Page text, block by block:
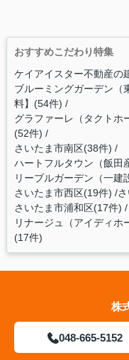
おすすめこだわり特集
ケイアイスター不動産の
ブルーミングガーデン（
料】(54件)
グラファーレ（タクトホ
(52件)
さいたま市南区(38件)
ハートフルタウン（飯田
リーブルガーデン（一建
さいたま市西区(19件)
さいたま市浦和区(17件)
リナージュ（アイディホ
(17件)
株
048-665-5152